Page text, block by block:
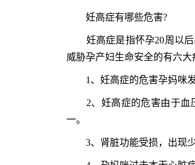
妊高症有哪些危害?
妊高症是指怀孕20周以后
威胁孕产妇生命安全的有六
1、妊高症的危害孕妈咪发
2、妊高症的危害由于血压
一。
3、肾脏功能受损，出现少